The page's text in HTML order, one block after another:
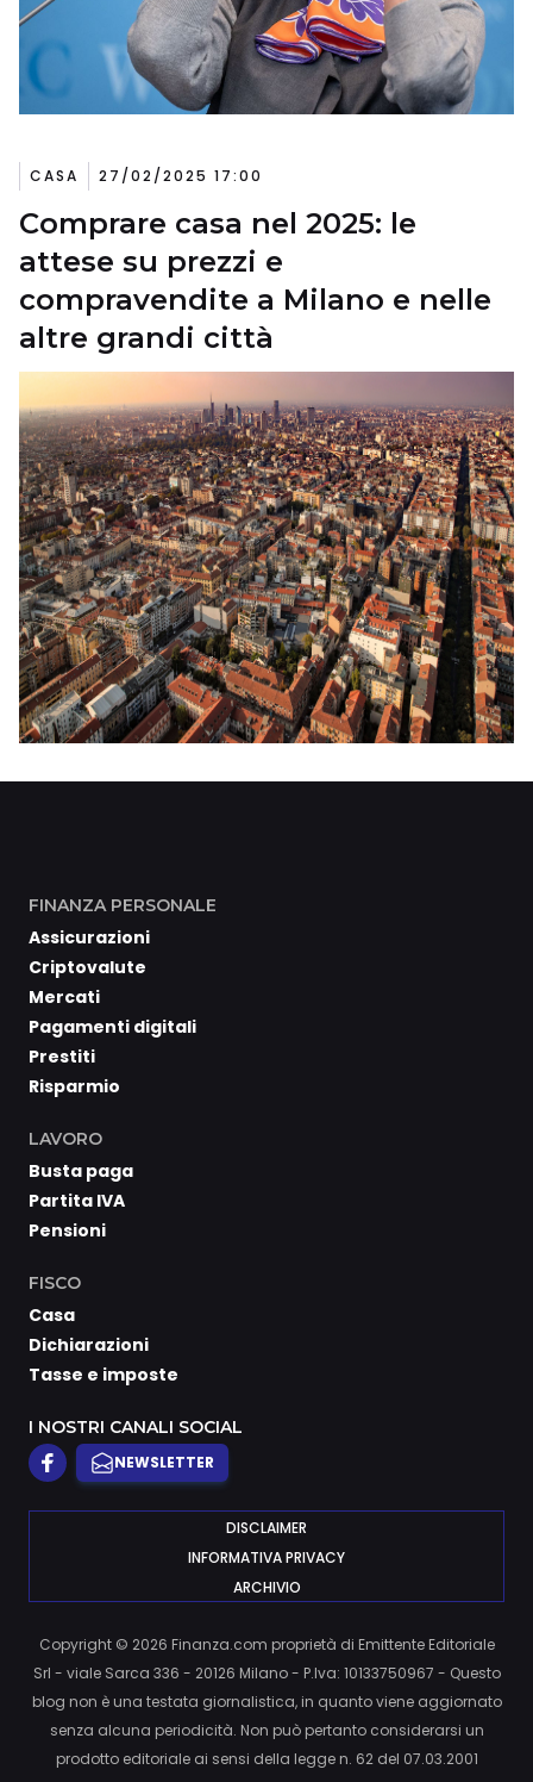
CASA 27/02/2025 17:00
Comprare casa nel 2025: le
attese su prezzi e
compravendite a Milano e nelle
altre grandi città
FINANZA PERSONALE
Assicurazioni
Criptovalute
Mercati
Pagamenti digitali
Prestiti
Risparmio
LAVORO
Busta paga
Partita IVA
Pensioni
FISCO
Casa
Dichiarazioni
Tasse e imposte
I NOSTRI CANALI SOCIAL
NEWSLETTER
DISCLAIMER
INFORMATIVA PRIVACY
ARCHIVIO
Copyright © 2026 Finanza.com proprietà di Emittente Editoriale
Srl - viale Sarca 336 - 20126 Milano - P.Iva: 10133750967 - Questo
blog non è una testata giornalistica, in quanto viene aggiornato
senza alcuna periodicità. Non può pertanto considerarsi un
prodotto editoriale ai sensi della legge n. 62 del 07.03.2001